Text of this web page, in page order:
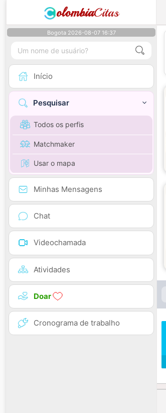
olombiaCitas
Bogota 2026-08-07 16:37
Início
Pesquisar
Todos os perfis
Matchmaker
Usar o mapa
Minhas Mensagens
Chat
Videochamada
Atividades
Doar
Cronograma de trabalho